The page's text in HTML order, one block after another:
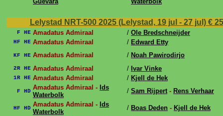
Lelystad NRT-500 2025 (Lelystad, 19 jul - 27 jul) €
F HE Amadatus Admiraal / Ole Bredschneijder
HF HE Amadatus Admiraal / Edward Etty
KF HE Amadatus Admiraal / Noah Pawirodirjo
2R HE Amadatus Admiraal / Ivar Vinke
1R HE Amadatus Admiraal / Kjell de Hek
F HD Amadatus Admiraal - Ids
Waterbolk
/ Sam Rijpert- Rens Verhaar
HF HD Amadatus Admiraal - Ids
Waterbolk
/ Boas Deden - Kjell de Hek